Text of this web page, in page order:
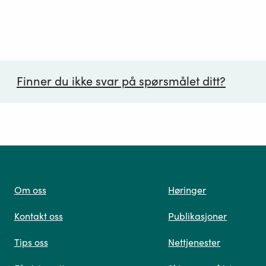
Finner du ikke svar på spørsmålet ditt?
oss
Om oss
Kontakt oss
Tips oss
Høringer
Publikasjoner
Nettjenester